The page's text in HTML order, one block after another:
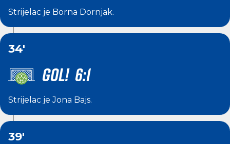
Strijelac je Borna Dornjak.
34'
GOL! 6:1
Strijelac jeJona Bajs.
39'